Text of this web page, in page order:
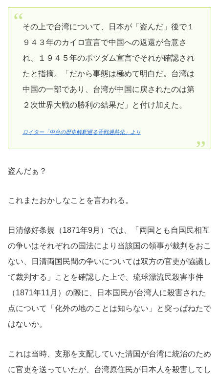
その上で台湾について、日本が「盗んだ」後で１
９４３年のカイロ宣言で中国への返還が合意さ
れ、１９４５年のポツダム宣言でそれが確認され
たと指摘。「だから事態は極めて明白だ。台湾は
中国の一部であり、台湾が中国に戻されたのは第
２次世界大戦の勝利の結果だ」と付け加えた。
ロイター「中台の歴史解釈巡る舌戦過熱化」より
盗んだぁ？
これまたおかしなことを言われる。
日清修好条規（1871年9月）では、「両国とも自国民相互
の争いはそれぞれの国法により当該国の領事が裁判をおこ
ない、日清両国民間の争いについては双方の官吏が協議し
て裁判する」ことを確認した上で、琉球漂流民殺害事件
（1871年11月）の際に、日本国民が台湾人に殺害された
点について「化外の地のことは知らない」と突っぱねたで
はないか。
これは当時、支那を支配していた清国が台湾に統治のため
に官吏を送っていたが、台湾原住民が日本人を殺害してし